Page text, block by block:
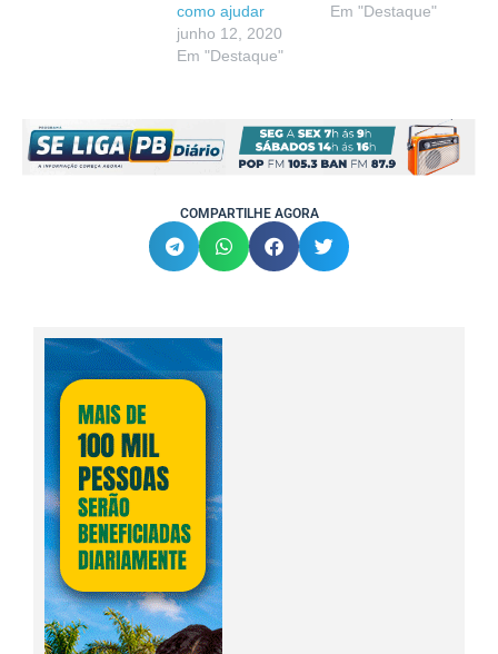
como ajudar
junho 12, 2020
Em "Destaque"
Em "Destaque"
COMPARTILHE AGORA